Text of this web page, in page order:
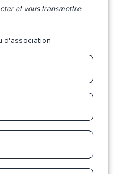
et vous transmettre
d'association